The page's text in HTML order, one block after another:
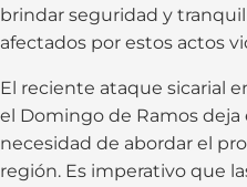
brindar seguridad y
afectados por estos actos
El reciente ataque sicarial
el Domingo de Ramos
necesidad de abordar el
región. Es imperativo que